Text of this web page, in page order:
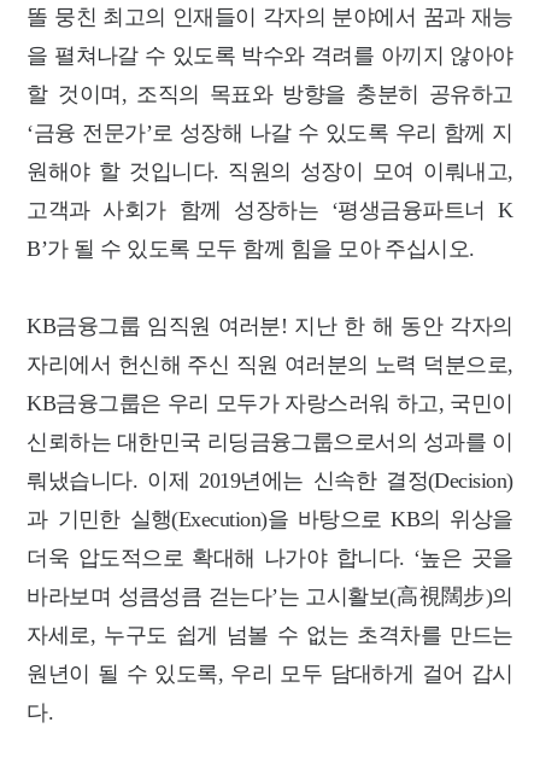
똘 뭉친 최고의 인재들이 각자의 분야에서 꿈과 재능
을 펼쳐나갈 수 있도록 박수와 격려를 아끼지 않아야
할 것이며, 조직의 목표와 방향을 충분히 공유하고
‘금융 전문가’로 성장해 나갈 수 있도록 우리 함께 지
원해야 할 것입니다. 직원의 성장이 모여 이뤄내고,
고객과 사회가 함께 성장하는 ‘평생금융파트너 K
B’가 될 수 있도록 모두 함께 힘을 모아 주십시오.
KB금융그룹 임직원 여러분! 지난 한 해 동안 각자의
자리에서 헌신해 주신 직원 여러분의 노력 덕분으로,
KB금융그룹은 우리 모두가 자랑스러워 하고, 국민이
신뢰하는 대한민국 리딩금융그룹으로서의 성과를 이
뤄냈습니다. 이제 2019년에는 신속한 결정(Decision)
과 기민한 실행(Execution)을 바탕으로 KB의 위상을
더욱 압도적으로 확대해 나가야 합니다. ‘높은 곳을
바라보며 성큼성큼 걷는다’는 고시활보(高視闊步)의
자세로, 누구도 쉽게 넘볼 수 없는 초격차를 만드는
원년이 될 수 있도록, 우리 모두 담대하게 걸어 갑시
다.